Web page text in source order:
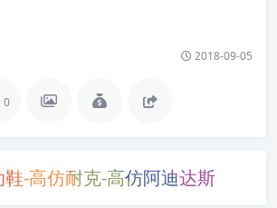
2018-09-05
0
鞋-高仿耐克-高仿阿迪达斯